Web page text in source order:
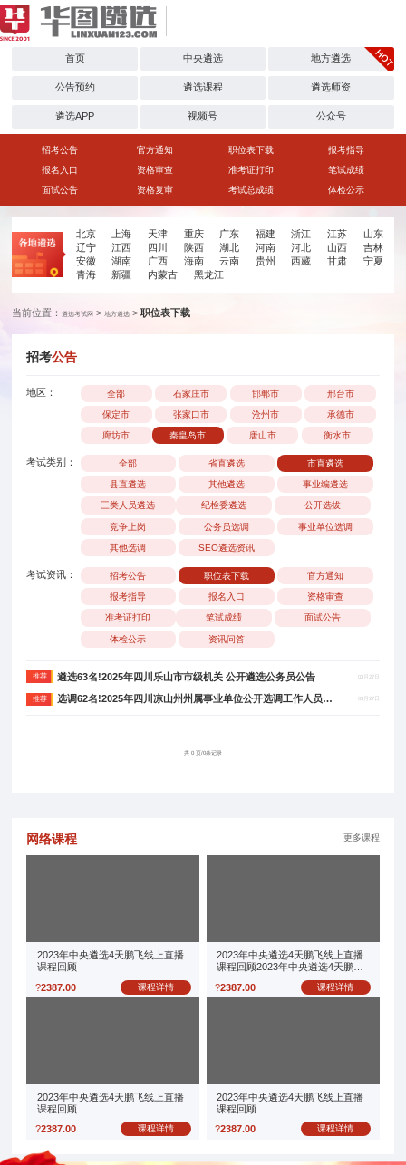
首页 中央遴选 地方遴选
公告预约 遴选课程 遴选师资
遴选APP 视频号 公众号
招考公告 官方通知 职位表下载
报考指导
报名入口
资格审查 准考证打印
笔试成绩
面试公告
资格复审 考试总成绩 体检公示
北京 上海 天津 重庆 广东 福建 浙江 江苏
山东
辽宁
江西 四川 陕西 湖北 河南 河北 山西
吉林
安徽
湖南 广西 海南 云南 贵州 西藏 甘肃
宁夏
青海
新疆 内蒙古 黑龙江
当前位置：遴选考试网 >地方遴选 >职位表下载
招考公告
地区： 全部 石家庄市 邯郸市 邢台市
保定市 张家口市 沧州市 承德市
廊坊市 秦皇岛市 唐山市 衡水市
考试类别： 全部 省直遴选 市直遴选
县直遴选 其他遴选 事业编遴选
三类人员遴选 纪检委遴选 公开选拔
竞争上岗 公务员选调 事业单位选调
其他选调 SEO遴选资讯
考试资讯： 招考公告 职位表下载 官方通知
报考指导 报名入口 资格审查
准考证打印 笔试成绩 面试公告
体检公示 资讯问答
推荐 遴选63名!2025年四川乐山市市级机关 公开遴选公务员公告 03月27日
推荐 选调62名!2025年四川凉山州州属事业单位公开选调工作人员公告 03月27日
共 0 页/0条记录
网络课程 更多课程
2023年中央遴选4天鹏飞线上直播
课程回顾
?2387.00 课程详情
2023年中央遴选4天鹏飞线上直播
课程回顾2023年中央遴选4天鹏飞
?2387.00 课程详情
2023年中央遴选4天鹏飞线上直播
课程回顾
?2387.00 课程详情
2023年中央遴选4天鹏飞线上直播
课程回顾
?2387.00 课程详情